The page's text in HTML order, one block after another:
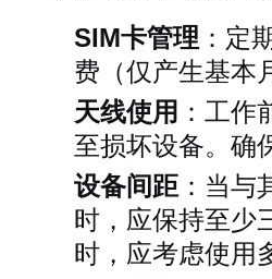
SIM卡管理 ：定
费（仅产生基本
天线使用 ：工
至损坏设备。确
设备间距 ：当
时，应保持至少
时，应考虑使用